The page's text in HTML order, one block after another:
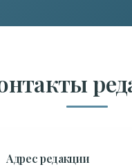
Адрес редакции